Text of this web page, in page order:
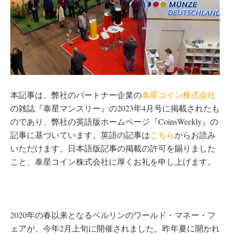
本記事は、弊社のパートナー企業の泰星コイン株式会社
の雑誌『泰星マンスリー』の2023年4月号に掲載されたも
のであり、弊社の英語版ホームページ『CoinsWeekly』の
記事に基づいています。英語の記事はこちらからお読み
いただけます。日本語版記事の掲載の許可を賜りました
こと、泰星コイン株式会社に厚くお礼を申し上げます。
2020年の春以来となるベルリンのワールド・マネー・フ
ェアが、今年2月上旬に開催されました。昨年夏に開かれ